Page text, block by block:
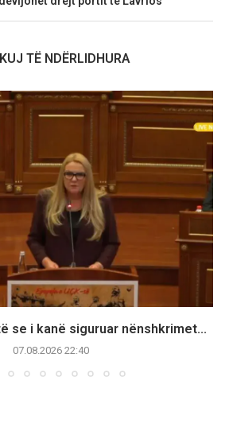
TË NDËRLIDHURA
se i kanë siguruar nënshkrimet...
07.08.2026 22:40